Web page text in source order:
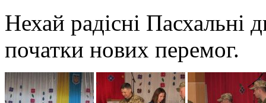
Нехай радісні Пасхальні
початки нових перемог.